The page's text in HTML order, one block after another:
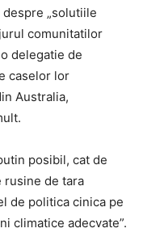
„solutiile
comunitatilor
delegatie de
caselor lor
Australia,
posibil, cat de
rusine de tara
de politica cinica pe
climatice adecvate”.